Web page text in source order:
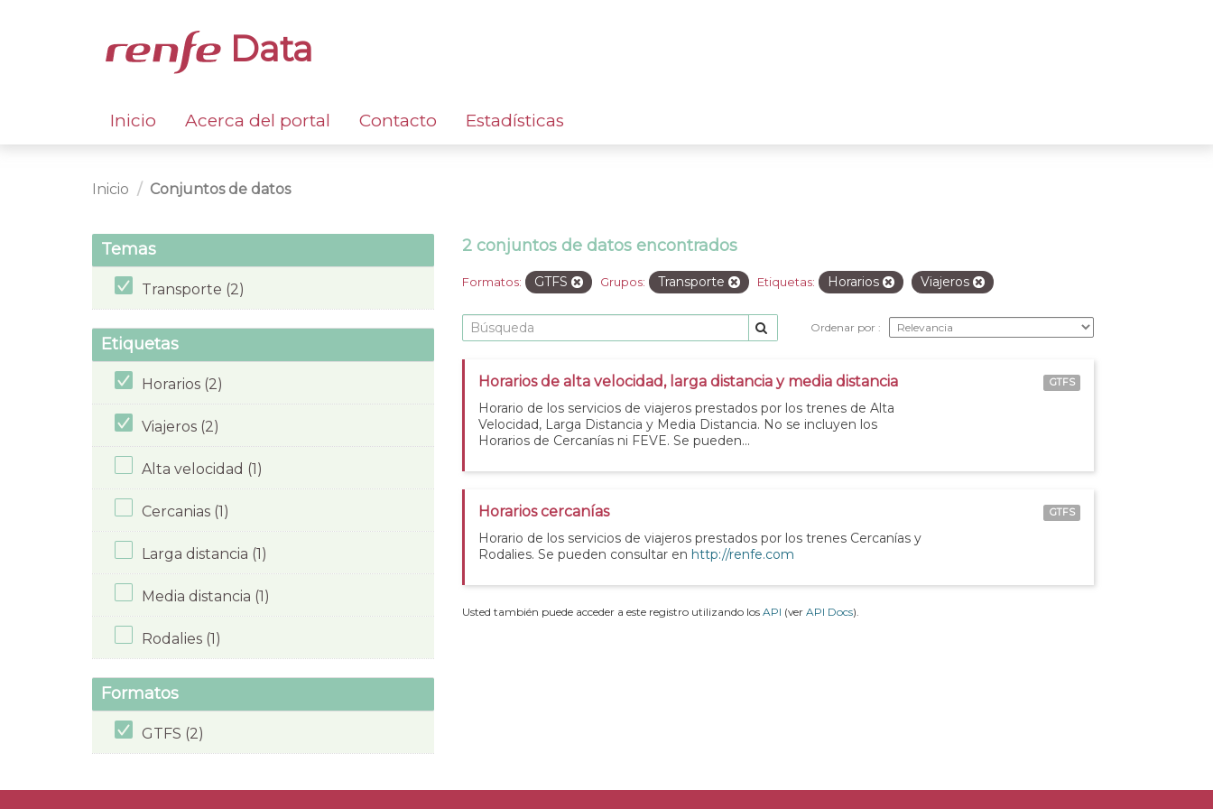
Data
Inicio Acerca del portal Contacto Estadísticas
Inicio Conjuntos de datos
Temas
Transporte (2)
Etiquetas
Horarios (2)
Viajeros (2)
Alta velocidad (1)
Cercanias (1)
Larga distancia (1)
Media distancia (1)
Rodalies (1)
Formatos
GTFS (2)
2 conjuntos de datos encontrados
Formatos: GTFS Grupos: Transporte Etiquetas: Horarios Viajeros
Ordenar por
Horarios de alta velocidad, larga distancia y media distancia
Horario de los servicios de viajeros prestados por los trenes de Alta
Velocidad, Larga Distancia y Media Distancia. No se incluyen los
Horarios de Cercanías ni FEVE. Se pueden...
GTFS
Horarios cercanías
Horario de los servicios de viajeros prestados por los trenes Cercanías y
Rodalies. Se pueden consultar en http://renfe.com
GTFS
Usted también puede acceder a este registro utilizando los API (ver API Docs).